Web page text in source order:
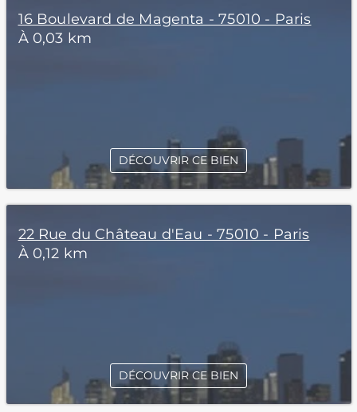
16 Boulevard de Magenta - 75010 - Paris
À 0,03 km
DÉCOUVRIR CE BIEN
22 Rue du Château d'Eau - 75010 - Paris
À 0,12 km
DÉCOUVRIR CE BIEN